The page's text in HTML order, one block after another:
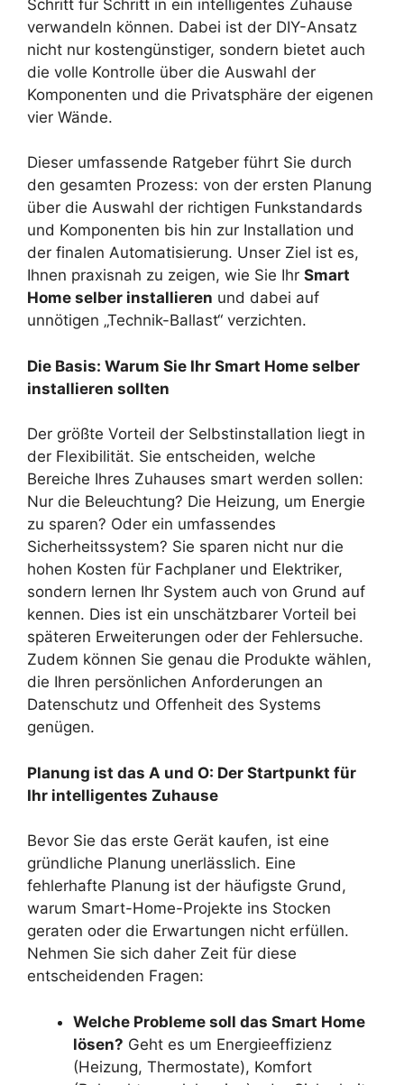
Schritt für Schritt in ein intelligentes Zuhause
verwandeln können. Dabei ist der DIY-Ansatz
nicht nur kostengünstiger, sondern bietet auch
die volle Kontrolle über die Auswahl der
Komponenten und die Privatsphäre der eigenen
vier Wände.
Dieser umfassende Ratgeber führt Sie durch
den gesamten Prozess: von der ersten Planung
über die Auswahl der richtigen Funkstandards
und Komponenten bis hin zur Installation und
der finalen Automatisierung. Unser Ziel ist es,
Ihnen praxisnah zu zeigen, wie Sie Ihr Smart
Home selber installieren und dabei auf
unnötigen „Technik-Ballast“ verzichten.
Die Basis: Warum Sie Ihr Smart Home selber
installieren sollten
Der größte Vorteil der Selbstinstallation liegt in
der Flexibilität. Sie entscheiden, welche
Bereiche Ihres Zuhauses smart werden sollen:
Nur die Beleuchtung? Die Heizung, um Energie
zu sparen? Oder ein umfassendes
Sicherheitssystem? Sie sparen nicht nur die
hohen Kosten für Fachplaner und Elektriker,
sondern lernen Ihr System auch von Grund auf
kennen. Dies ist ein unschätzbarer Vorteil bei
späteren Erweiterungen oder der Fehlersuche.
Zudem können Sie genau die Produkte wählen,
die Ihren persönlichen Anforderungen an
Datenschutz und Offenheit des Systems
genügen.
Planung ist das A und O: Der Startpunkt für
Ihr intelligentes Zuhause
Bevor Sie das erste Gerät kaufen, ist eine
gründliche Planung unerlässlich. Eine
fehlerhafte Planung ist der häufigste Grund,
warum Smart-Home-Projekte ins Stocken
geraten oder die Erwartungen nicht erfüllen.
Nehmen Sie sich daher Zeit für diese
entscheidenden Fragen:
Welche Probleme soll das Smart Home
lösen? Geht es um Energieeffizienz
(Heizung, Thermostate), Komfort